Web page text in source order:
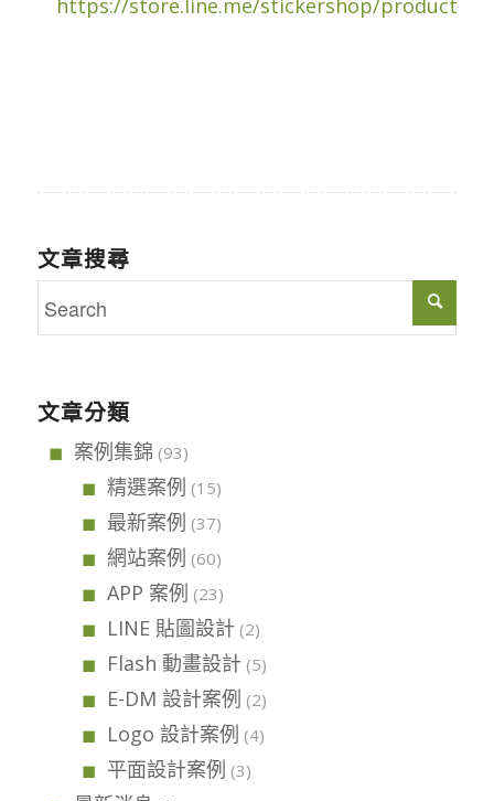
文章搜尋
文章分類
案例集錦 (93)
精選案例 (15)
最新案例 (37)
網站案例 (60)
APP 案例 (23)
LINE 貼圖設計(2)
Flash 動畫設計(5)
E-DM 設計案例 (2)
Logo 設計案例 (4)
平面設計案例 (3)